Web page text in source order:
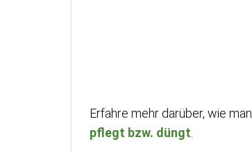
Erfahre mehr darüber, wie man
pflegt bzw. düngt